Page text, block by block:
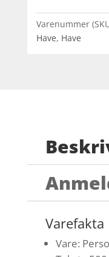
Varenummer
Have, Have
Varefakta
Vare: